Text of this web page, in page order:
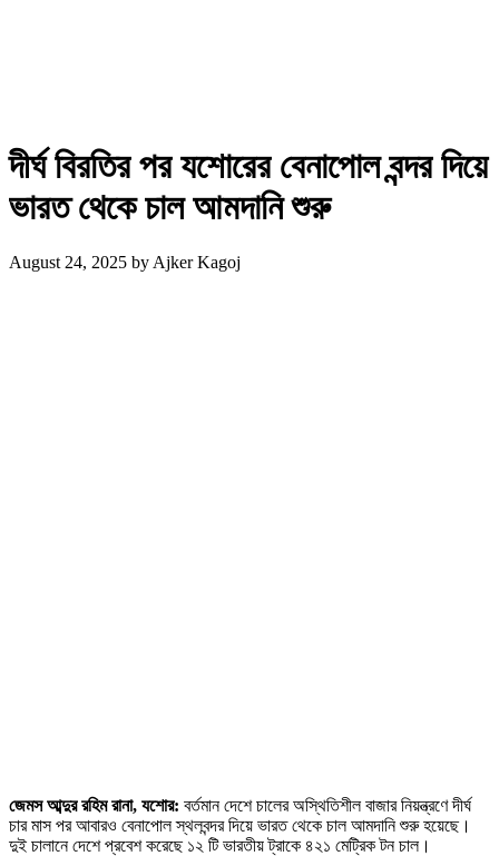
দীর্ঘ বিরতির পর যশোরের বেনাপোল বন্দর দিয়ে
ভারত থেকে চাল আমদানি শুরু
August 24, 2025 by Ajker Kagoj
জেমস আব্দুর রহিম রানা, যশোর: বর্তমান দেশে চালের অস্থিতিশীল বাজার নিয়ন্ত্রণে দীর্ঘ
চার মাস পর আবারও বেনাপোল স্থলবন্দর দিয়ে ভারত থেকে চাল আমদানি শুরু হয়েছে।
দুই চালানে দেশে প্রবেশ করেছে ১২ টি ভারতীয় ট্রাকে ৪২১ মেট্রিক টন চাল।